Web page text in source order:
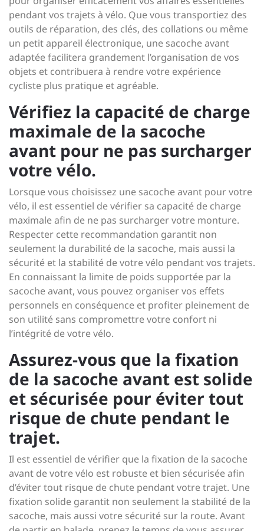
pendant vos trajets à vélo. Que vous transportiez des
outils de réparation, des clés, des collations ou même
un petit appareil électronique, une sacoche avant
adaptée facilitera grandement l’organisation de vos
objets et contribuera à rendre votre expérience
cycliste plus pratique et agréable.
Vérifiez la capacité de charge
maximale de la sacoche
avant pour ne pas surcharger
votre vélo.
Lorsque vous choisissez une sacoche avant pour votre
vélo, il est essentiel de vérifier sa capacité de charge
maximale afin de ne pas surcharger votre monture.
Respecter cette recommandation garantit non
seulement la durabilité de la sacoche, mais aussi la
sécurité et la stabilité de votre vélo pendant vos trajets.
En connaissant la limite de poids supportée par la
sacoche avant, vous pouvez organiser vos effets
personnels en conséquence et profiter pleinement de
son utilité sans compromettre votre confort ni
l’intégrité de votre vélo.
Assurez-vous que la fixation
de la sacoche avant est solide
et sécurisée pour éviter tout
risque de chute pendant le
trajet.
Il est essentiel de vérifier que la fixation de la sacoche
avant de votre vélo est robuste et bien sécurisée afin
d’éviter tout risque de chute pendant votre trajet. Une
fixation solide garantit non seulement la stabilité de la
sacoche, mais aussi votre sécurité sur la route. Avant